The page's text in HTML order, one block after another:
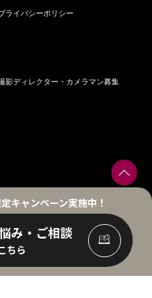
キャンペーン実施中！
み・ご相談
ちら
ライバシーポリシー
影ディレクター・カメラマン募集